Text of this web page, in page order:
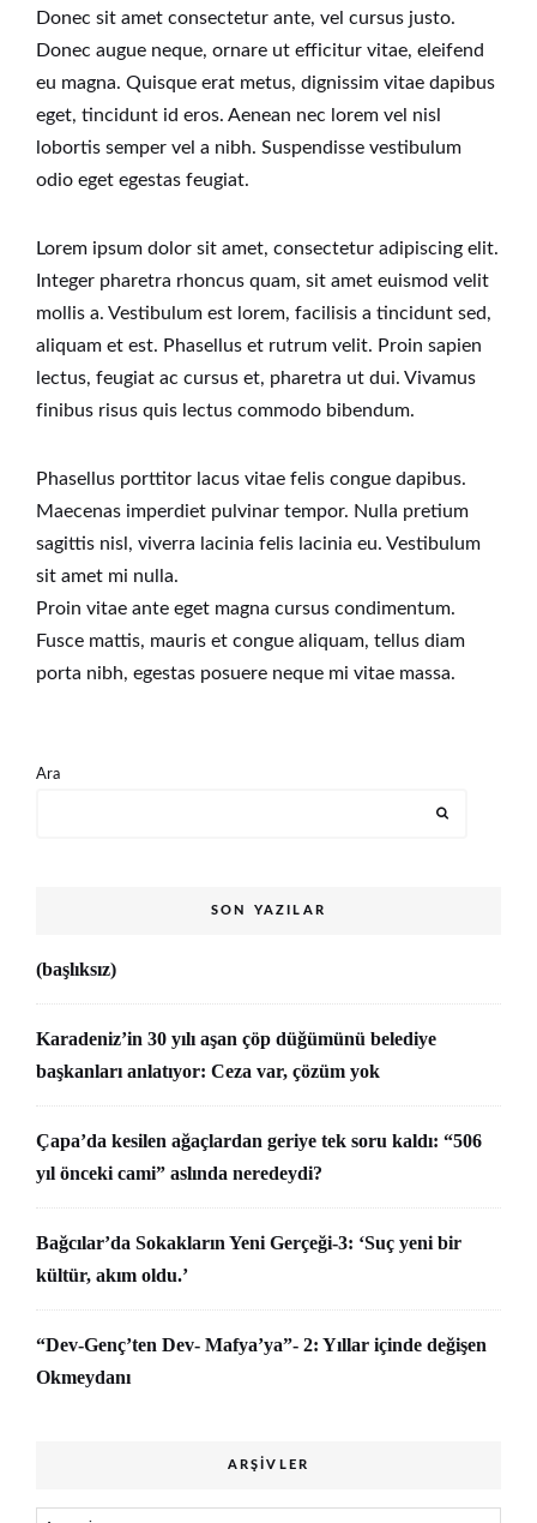
Donec sit amet consectetur ante, vel cursus justo.
Donec augue neque, ornare ut efficitur vitae, eleifend
eu magna. Quisque erat metus, dignissim vitae dapibus
eget, tincidunt id eros. Aenean nec lorem vel nisl
lobortis semper vel a nibh. Suspendisse vestibulum
odio eget egestas feugiat.
Lorem ipsum dolor sit amet, consectetur adipiscing elit.
Integer pharetra rhoncus quam, sit amet euismod velit
mollis a. Vestibulum est lorem, facilisis a tincidunt sed,
aliquam et est. Phasellus et rutrum velit. Proin sapien
lectus, feugiat ac cursus et, pharetra ut dui. Vivamus
finibus risus quis lectus commodo bibendum.
Phasellus porttitor lacus vitae felis congue dapibus.
Maecenas imperdiet pulvinar tempor. Nulla pretium
sagittis nisl, viverra lacinia felis lacinia eu. Vestibulum
sit amet mi nulla.
Proin vitae ante eget magna cursus condimentum.
Fusce mattis, mauris et congue aliquam, tellus diam
porta nibh, egestas posuere neque mi vitae massa.
Ara
SON YAZILAR
(başlıksız)
Karadeniz’in 30 yılı aşan çöp düğümünü belediye
başkanları anlatıyor: Ceza var, çözüm yok
Çapa’da kesilen ağaçlardan geriye tek soru kaldı: “506
yıl önceki cami” aslında neredeydi?
Bağcılar’da Sokakların Yeni Gerçeği-3: ‘Suç yeni bir
kültür, akım oldu.’
“Dev-Genç’ten Dev- Mafya’ya”- 2: Yıllar içinde değişen
Okmeydanı
ARŞIVLER
Arşivler